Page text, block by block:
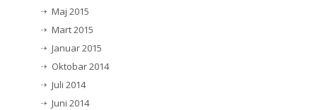
Maj 2015
Mart 2015
Januar 2015
Oktobar 2014
Juli 2014
Juni 2014